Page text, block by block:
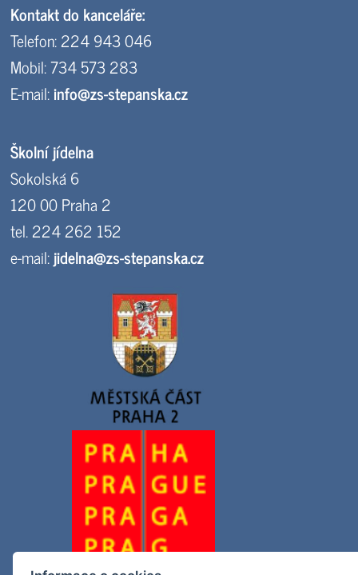
Kontakt do kanceláře:
Telefon: 224 943 046
Mobil: 734 573 283
E-mail:info@zs-stepanska.cz
Školní jídelna
Sokolská 6
120 00 Praha 2
tel. 224 262 152
e-mail:jidelna@zs-stepanska.cz